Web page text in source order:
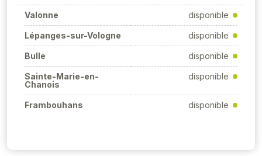
Valonne disponible
Lépanges-sur-Vologne disponible
Bulle disponible
Sainte-Marie-en-
Chanois
disponible
Frambouhans disponible